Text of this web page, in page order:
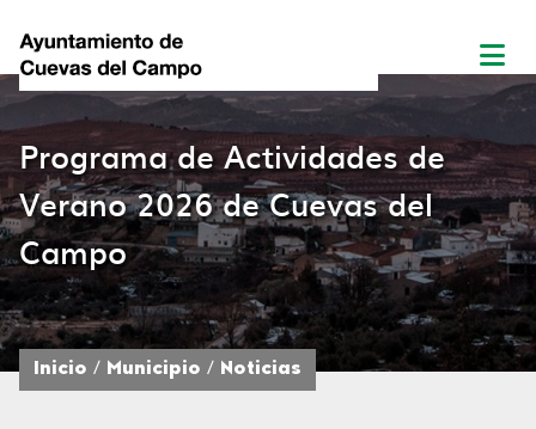
Programa de Actividades de
Verano 2026 de Cuevas del
Campo
Inicio Municipio Noticias